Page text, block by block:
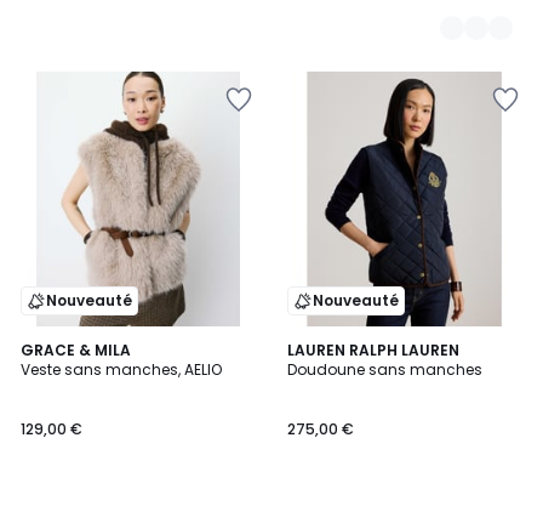
Nouveauté
GRACE & MILA
Veste sans manches, AELIO
129,00 €
Nouveauté
LAUREN RALPH LAUREN
Doudoune sans manches
275,00 €